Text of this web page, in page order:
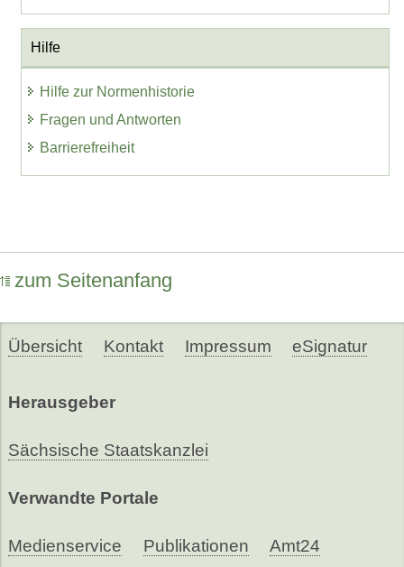
Hilfe
Hilfe zur Normenhistorie
Fragen und Antworten
Barrierefreiheit
zum Seitenanfang
Übersicht Kontakt Impressum eSignatur
Herausgeber
Sächsische Staatskanzlei
Verwandte Portale
Medienservice Publikationen Amt24